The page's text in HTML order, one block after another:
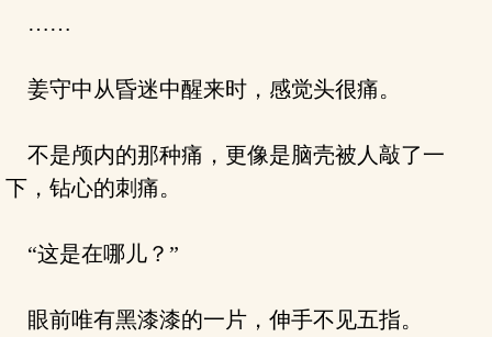
……
姜守中从昏迷中醒来时，感觉头很痛。
不是颅内的那种痛，更像是脑壳被人敲了一
下，钻心的刺痛。
“这是在哪儿？”
眼前唯有黑漆漆的一片，伸手不见五指。